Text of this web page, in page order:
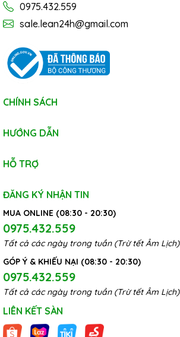
0975.432.559
sale.lean24h@gmail.com
CHÍNH SÁCH
HƯỚNG DẪN
HỖ TRỢ
ĐĂNG KÝ NHẬN TIN
MUA ONLINE (08:30 - 20:30)
0975.432.559
Tất cả các ngày trong tuần (Trừ tết Âm Lịch)
GÓP Ý & KHIẾU NẠI (08:30 - 20:30)
0975.432.559
Tất cả các ngày trong tuần (Trừ tết Âm Lịch)
LIÊN KẾT SÀN